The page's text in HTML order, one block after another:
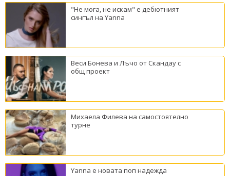
"Не мога, не искам" е дебютният
сингъл на Yanna
Веси Бонева и Лъчо от Скандау с
общ проект
Михаела Филева на самостоятелно
турне
Yanna е новата поп надежда